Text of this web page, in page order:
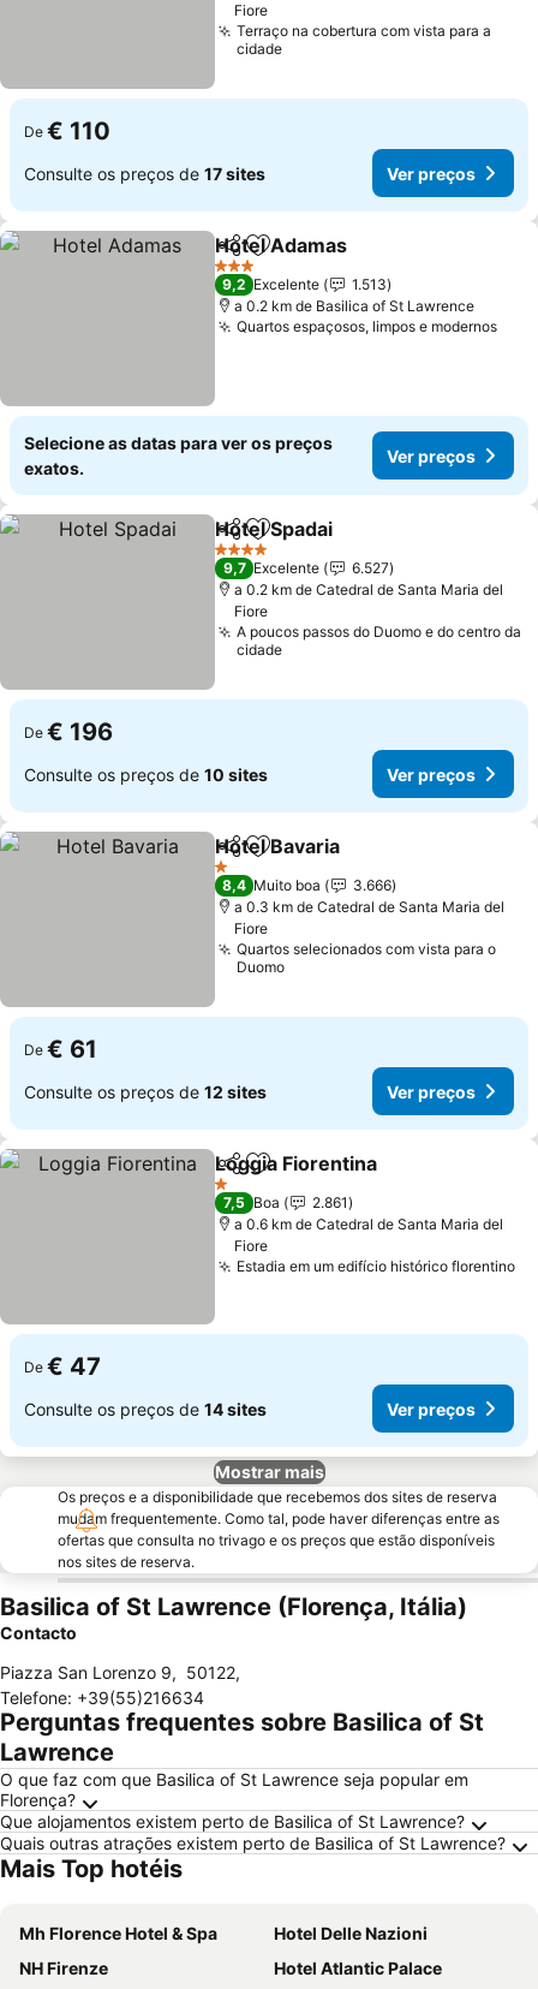
Fiore
Terraço na cobertura com vista para a
cidade
De € 110
Consulte os preços de 17 sites Ver preços
PartilharAdicionar aos favoritos
Hotel Adamas
3 Estrelas
9,2 Excelente
1.513
a 0.2 km de Basilica of St Lawrence
Quartos espaçosos, limpos e modernos
Selecione as datas para ver os preços
exatos.
Ver preços
PartilharAdicionar aos favoritos
Hotel Spadai
4 Estrelas
9,7 Excelente
6.527
a 0.2 km de Catedral de Santa Maria del
Fiore
A poucos passos do Duomo e do centro da
cidade
De € 196
Consulte os preços de 10 sites Ver preços
PartilharAdicionar aos favoritos
Hotel Bavaria
1 Estrelas
8,4 Muito boa
3.666
a 0.3 km de Catedral de Santa Maria del
Fiore
Quartos selecionados com vista para o
Duomo
De € 61
Consulte os preços de 12 sites Ver preços
PartilharAdicionar aos favoritos
Loggia Fiorentina
1 Estrelas
7,5 Boa
2.861
a 0.6 km de Catedral de Santa Maria del
Fiore
Estadia em um edifício histórico florentino
De € 47
Consulte os preços de 14 sites Ver preços
Mostrar mais
Os preços e a disponibilidade que recebemos dos sites de reserva
mudam frequentemente. Como tal, pode haver diferenças entre as
ofertas que consulta no trivago e os preços que estão disponíveis
nos sites de reserva.
Basilica of St Lawrence (Florença, Itália)
Contacto
Piazza San Lorenzo 9, 50122,
Telefone: +39(55)216634
Perguntas frequentes sobre Basilica of St
Lawrence
O que faz com que Basilica of St Lawrence seja popular em
Florença?
Que alojamentos existem perto de Basilica of St Lawrence?
Quais outras atrações existem perto de Basilica of St Lawrence?
Mais Top hotéis
Mh Florence Hotel & Spa
Hotel Delle Nazioni
NH Firenze
Hotel Atlantic Palace